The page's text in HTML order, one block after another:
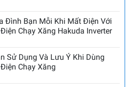
Đình Bạn Mỗi Khi Mất Điện Với
Chạy Xăng Hakuda Inverter
Sử Dụng Và Lưu Ý Khi Dùng
Chạy Xăng